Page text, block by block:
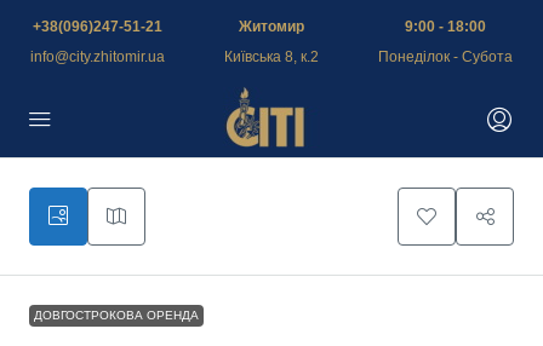
+38(096)247-51-21
info@city.zhitomir.ua
Житомир
Київська 8, к.2
9:00 - 18:00
Понеділок - Субота
ДОВГОСТРОКОВА ОРЕНДА